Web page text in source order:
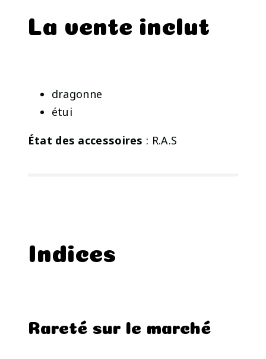
La vente inclut
dragonne
étui
État des accessoires : R.A.S
Indices
Rareté sur le marché